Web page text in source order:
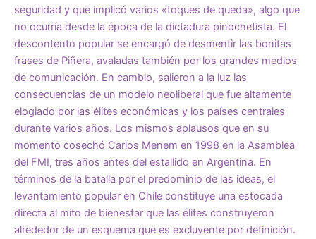
seguridad y que implicó varios «toques de queda», algo que
no ocurría desde la época de la dictadura pinochetista. El
descontento popular se encargó de desmentir las bonitas
frases de Piñera, avaladas también por los grandes medios
de comunicación. En cambio, salieron a la luz las
consecuencias de un modelo neoliberal que fue altamente
elogiado por las élites económicas y los países centrales
durante varios años. Los mismos aplausos que en su
momento cosechó Carlos Menem en 1998 en la Asamblea
del FMI, tres años antes del estallido en Argentina. En
términos de la batalla por el predominio de las ideas, el
levantamiento popular en Chile constituye una estocada
directa al mito de bienestar que las élites construyeron
alrededor de un esquema que es excluyente por definición.